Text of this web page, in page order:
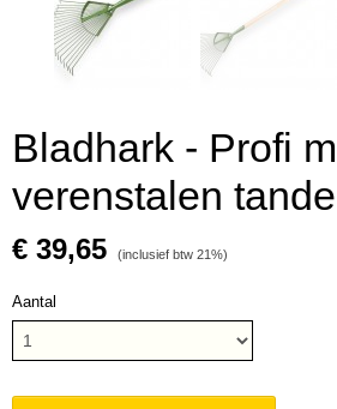
Bladhark - Profi
verenstalen
€ 39,65 (inclusief btw 21%)
Aantal